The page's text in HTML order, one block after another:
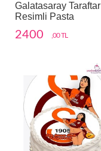
Galatasaray Taraftar
Resimli Pasta
2400 ,00 TL